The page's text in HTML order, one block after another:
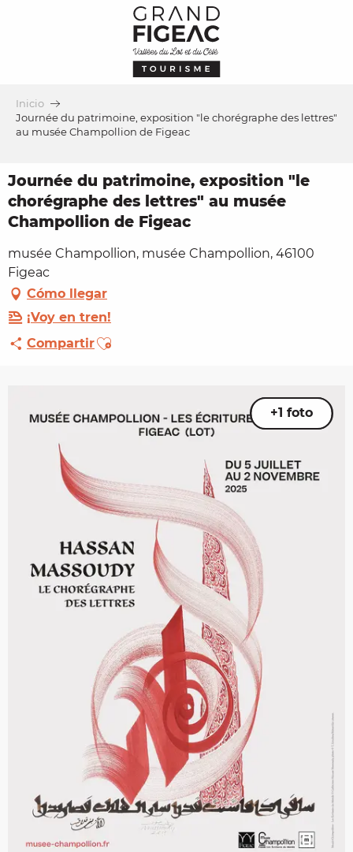
Inicio
Journée du patrimoine, exposition "le chorégraphe des lettres"
au musée Champollion de Figeac
Journée du patrimoine, exposition "le
chorégraphe des lettres" au musée
Champollion de Figeac
musée Champollion, musée Champollion, 46100
Figeac
Cómo llegar
¡Voy en tren!
CompartirAjouter aux favoris
+1 foto